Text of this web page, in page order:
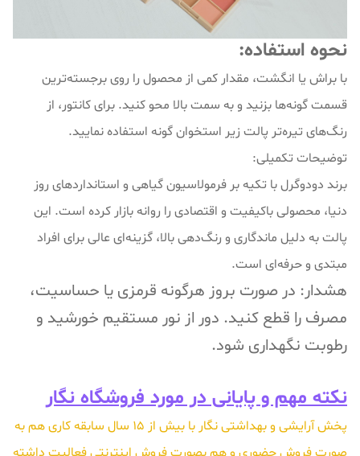
نحوه استفاده:
با براش یا انگشت، مقدار کمی از محصول را روی برجسته‌ترین
قسمت گونه‌ها بزنید و به سمت بالا محو کنید. برای کانتور، از
رنگ‌های تیره‌تر پالت زیر استخوان گونه استفاده نمایید.
توضیحات تکمیلی:
برند دودوگرل با تکیه بر فرمولاسیون گیاهی و استانداردهای روز
دنیا، محصولی باکیفیت و اقتصادی را روانه بازار کرده است. این
پالت به دلیل ماندگاری و رنگ‌دهی بالا، گزینه‌ای عالی برای افراد
مبتدی و حرفه‌ای است.
هشدار: در صورت بروز هرگونه قرمزی یا حساسیت،
مصرف را قطع کنید. دور از نور مستقیم خورشید و
رطوبت نگهداری شود.
نکته مهم و پایانی در مورد فروشگاه نگار
پخش آرایشی و بهداشتی نگار با بیش از 15 سال سابقه کاری هم به